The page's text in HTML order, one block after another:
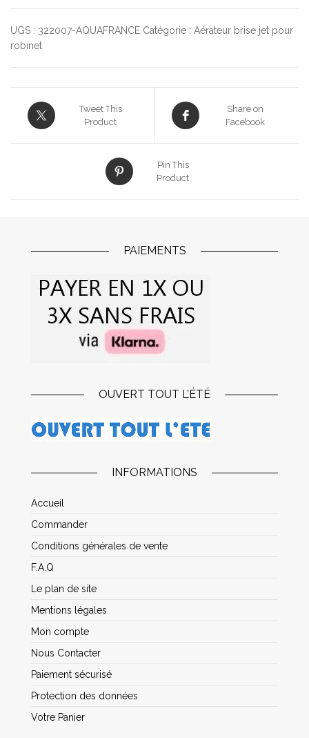
UGS : 322007-AQUAFRANCE Catégorie : Aérateur brise jet pour
robinet
Tweet This
Product
Share on
Facebook
Pin This
Product
PAIEMENTS
OUVERT TOUT L’ÉTÉ
INFORMATIONS
Accueil
Commander
Conditions générales de vente
F.A.Q
Le plan de site
Mentions légales
Mon compte
Nous Contacter
Paiement sécurisé
Protection des données
Votre Panier